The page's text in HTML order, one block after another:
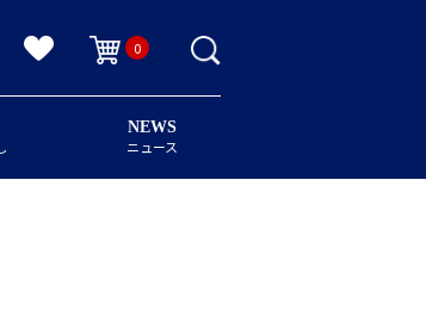
0
NEWS
ニュース